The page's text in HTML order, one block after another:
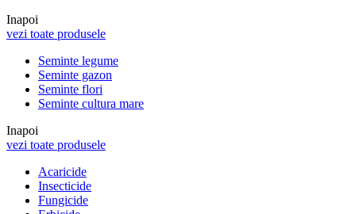
Inapoi
vezi toate produsele
Seminte legume
Seminte gazon
Seminte flori
Seminte cultura mare
Inapoi
vezi toate produsele
Acaricide
Insecticide
Fungicide